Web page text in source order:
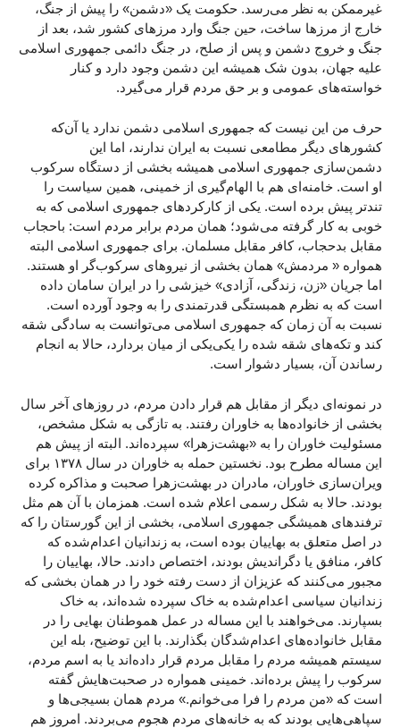
غیرممکن به نظر می‌رسد. حکومت یک «دشمن» را پیش از جنگ،
خارج از مرزها ساخت، حین جنگ وارد مرزهای کشور شد، بعد از
جنگ و خروج دشمن و پس از صلح، در جنگ دائمی جمهوری اسلامی
علیه جهان، بدون شک همیشه این دشمن وجود دارد و کنار
خواسته‌های عمومی و بر حق مردم قرار می‌گیرد.
حرف من این نیست که جمهوری اسلامی دشمن ندارد یا آن‌که
کشورهای دیگر مطامعی نسبت به ایران ندارند، اما این
دشمن‌سازی جمهوری اسلامی همیشه بخشی از دستگاه سرکوب
او است. خامنه‌ای هم با الهام‌گیری از خمینی، همین سیاست را
تندتر پیش برده است. یکی از کارکردهای جمهوری اسلامی که به
خوبی به کار گرفته می‌شود؛ همان مردم برابر مردم است: باحجاب
مقابل بدحجاب، کافر مقابل مسلمان. برای جمهوری اسلامی البته
همواره « مردمش» همان بخشی از نیروهای سرکوب‌گر او هستند.
اما جریان «زن، زندگی، آزادی» خیزشی را در ایران سامان داده
است که به نظرم همبستگی قدرتمندی را به وجود آورده است.
نسبت به آن زمان که جمهوری اسلامی می‌توانست به سادگی شقه
کند و تکه‌های شقه شده را یکی‌یکی از میان بردارد، حالا به انجام
رساندن آن، بسیار دشوار است.
در نمونه‌ای دیگر از مقابل هم قرار دادن مردم، در روزهای آخر سال
بخشی از خانواده‌ها به خاوران رفتند. به تازگی به شکل مشخص،
مسئولیت خاوران را به «بهشت‌زهرا» سپرده‌اند. البته از پیش هم
این مساله مطرح بود. نخستین حمله به خاوران در سال ۱۳۷۸ برای
ویران‌سازی خاوران، مادران در بهشت‌زهرا صحبت و مذاکره کرده
بودند. حالا به شکل رسمی اعلام شده است. همزمان با آن هم مثل
ترفندهای همیشگی جمهوری اسلامی، بخشی از این گورستان را که
در اصل متعلق به بهاییان بوده است، به زندانیان اعدام‌شده که
کافر، منافق یا دگراندیش بودند، اختصاص دادند. حالا، بهاییان را
مجبور می‌کنند که عزیزان از دست رفته خود را در همان بخشی که
زندانیان سیاسی اعدام‌شده به خاک سپرده شده‌اند، به خاک
بسپارند. می‌خواهند با این مساله در عمل هموطنان بهایی را در
مقابل خانواده‌های اعدام‌شد‌گان بگذارند. با این توضیح، بله این
سیستم همیشه مردم را مقابل مردم قرار داده‌اند یا به اسم مردم،
سرکوب را پیش برده‌اند. خمینی همواره در صحبت‌هایش گفته
است که «من مردم را فرا می‌خوانم.» مردم همان بسیجی‌ها و
سپاهی‌هایی بودند که به خانه‌های مردم هجوم می‌بردند. امروز هم